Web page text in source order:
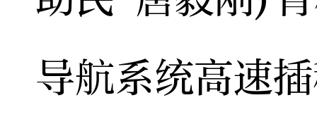
导航系统高速